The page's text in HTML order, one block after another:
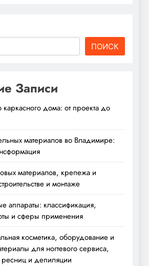
ПОИСК
Записи
каркасного дома: от проекта до
материалов во Владимире:
материалов, крепежа и
и монтаже
аппараты: классификация,
и сферы применения
косметика, оборудование и
для ногтевого сервиса,
и депиляции